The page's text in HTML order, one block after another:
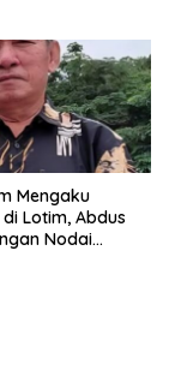
Mengaku
Lotim, Abdus
Nodai